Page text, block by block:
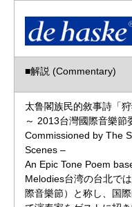
■解説 (Commentary)
太鲁閣族民的敘事詩「狩
～ 2013台灣國際音樂節
Commissioned by The
Scenes –
An Epic Tone Poem
Melodies台湾の台北で
際音樂節）と称し、国